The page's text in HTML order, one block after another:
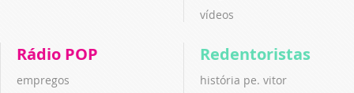
vídeos
Rádio POP
empregos
Redentoristas
história pe. vitor